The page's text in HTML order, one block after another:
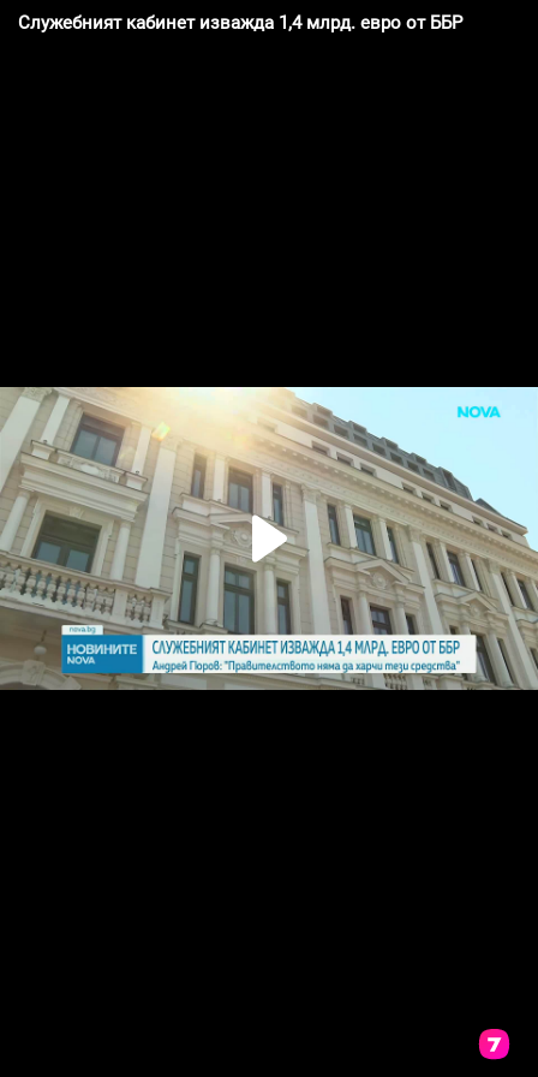
Служебният кабинет изважда 1,4 млрд. евро от ББР